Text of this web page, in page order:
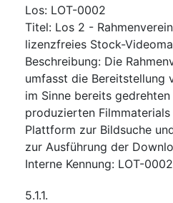
Los: LOT-0002
Titel: Los 2 -
lizenzfreies Stock-
Beschreibung: Die
umfasst die Bereitstellung
im Sinne bereits
produzierten
Plattform zur Bildsuche
zur Ausführung der
Interne Kennung: LOT-0002
5.1.1.